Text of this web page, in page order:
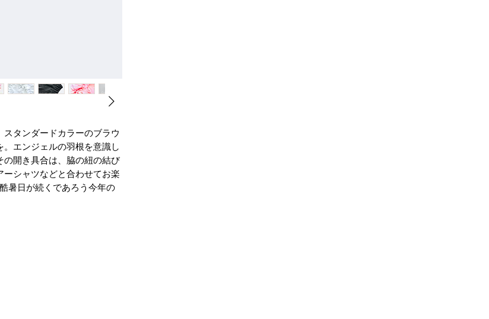
タンダードカラーのブラウ
エンジェルの羽根を意識し
の開き具合は、脇の紐の結び
シャツなどと合わせてお楽
暑日が続くであろう今年の